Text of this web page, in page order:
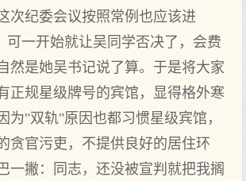
次纪委会议按照常例也应该进
可一开始就让吴同学否决了，会费
然是她吴书记说了算。于是将大家
正规星级牌号的宾馆，显得格外寒
为"双轨"原因也都习惯星级宾馆，
贪官污吏，不提供良好的居住环
一撇：同志，还没被宣判就把我搁